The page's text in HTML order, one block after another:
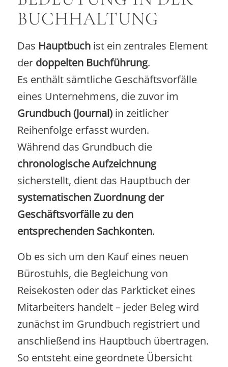
BUCHHALTUNG
Das Hauptbuchist ein zentrales Element
der doppelten Buchführung.
Es enthält sämtliche Geschäftsvorfälle
eines Unternehmens, die zuvor im
Grundbuch (Journal)in zeitlicher
Reihenfolge erfasst wurden.
Während das Grundbuch die
chronologische Aufzeichnung
sicherstellt, dient das Hauptbuch der
systematischen Zuordnung der
Geschäftsvorfälle zu den
entsprechenden Sachkonten.
Ob es sich um den Kauf eines neuen
Bürostuhls, die Begleichung von
Reisekosten oder das Parkticket eines
Mitarbeiters handelt – jeder Beleg wird
zunächst im Grundbuch registriert und
anschließend ins Hauptbuch übertragen.
So entsteht eine geordnete Übersicht